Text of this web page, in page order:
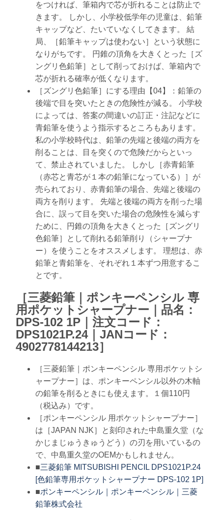
をつければ、筆箱内で芯が折れることは防止で
きます。 しかし、小学校低学年の児童は、鉛筆
キャップなど、たいていなくしてきます。 結
局、［鉛筆キャップは使わない］という状態に
なりがちです。 円錐の頂角を大きくとった［ズ
ングリ色鉛筆］として削っておけば、筆箱内で
芯が折れる確率が低くなります。
［ズングリ色鉛筆］にする理由【04】：鉛筆の
後端で目を突いたときの危険性が減る。 小学校
によっては、答案の間違いの訂正・注記などに
青鉛筆を使うよう指示するところもあります。
私の小学校時代は、鉛筆の先端と後端の両方を
削ることは、目を突くので危険だからといっ
て、禁止されていました。 しかし［赤青鉛筆
（赤芯と青芯が１本の鉛筆になっている）］が
売られており、赤青鉛筆の場合、先端と後端の
両方を削ります。 先端と後端の両方を削った場
合に、誤って目を突いた場合の危険性を減らす
ために、円錐の頂角を大きくとった［ズングリ
色鉛筆］として削れる鉛筆削り（シャープナ
ー）を使うことをオススメします。 理想は、赤
鉛筆と青鉛筆を、それぞれ１本ずつ用意するこ
とです。
［三菱鉛筆｜ポンキーペンシル 専
用ポケットシャープナー｜品名：
DPS-102 1P｜注文コード：
DPS1021P.24｜JANコード：
4902778144213］
［三菱鉛筆｜ポンキーペンシル 専用ポケットシ
ャープナー］は、ポンキーペンシル以外の木軸
の鉛筆を削るときにも使えます。１個110円
（税込み）です。
［ポンキーペンシル 用ポケットシャープナー］
は［JAPAN NJK］と刻印された中島重久堂（な
かじまじゅうきゅうどう）の刃を用いているの
で、中島重久堂のOEMかもしれません。
■三菱鉛筆 MITSUBISHI PENCIL DPS1021P.24
[色鉛筆専用ポケットシャープナー DPS-102 1P]
■ポンキーペンシル｜ポンキーペンシル｜三菱
鉛筆株式会社